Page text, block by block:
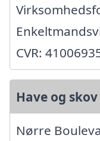
CVR:
Have og
Nørre